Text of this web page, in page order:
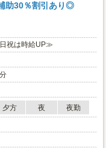
助30％割引あり◎
祝は時給UP≫
夕方 夜
夜勤